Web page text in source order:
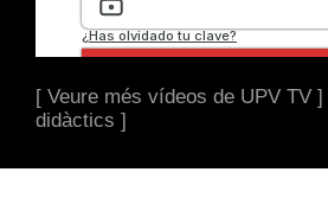
[ Veure més vídeos de UPV TV ]
didàctics ]